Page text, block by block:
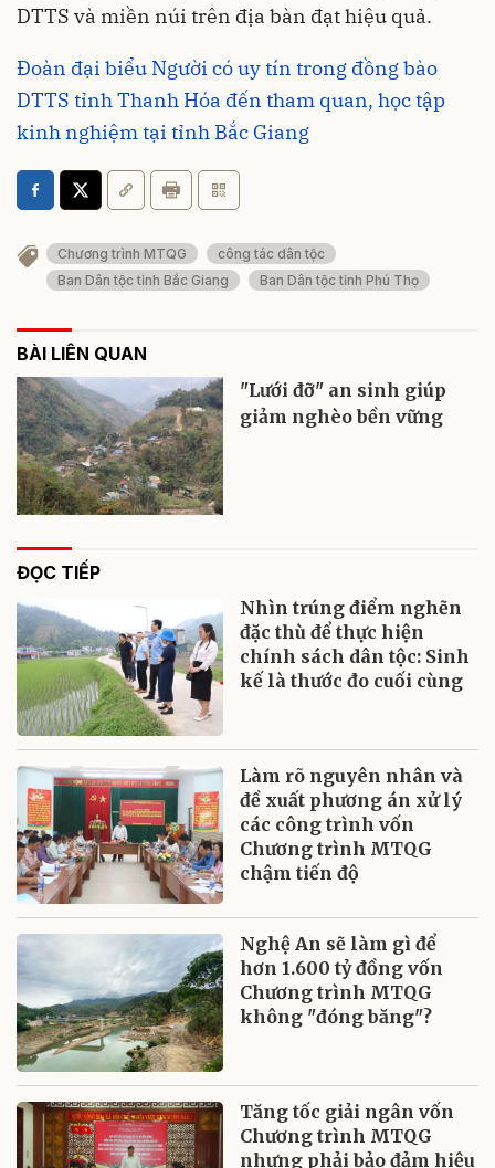
DTTS và miền núi trên địa bàn đạt hiệu quả.
Đoàn đại biểu Người có uy tín trong đồng bào
DTTS tỉnh Thanh Hóa đến tham quan, học tập
kinh nghiệm tại tỉnh Bắc Giang
Chương trình MTQG
công tác dân tộc
Ban Dân tộc tỉnh Bắc Giang
Ban Dân tộc tỉnh Phú Thọ
BÀI LIÊN QUAN
"Lưới đỡ" an sinh giúp
giảm nghèo bền vững
ĐỌC TIẾP
Nhìn trúng điểm nghẽn
đặc thù để thực hiện
chính sách dân tộc: Sinh
kế là thước đo cuối cùng
Làm rõ nguyên nhân và
đề xuất phương án xử lý
các công trình vốn
Chương trình MTQG
chậm tiến độ
Nghệ An sẽ làm gì để
hơn 1.600 tỷ đồng vốn
Chương trình MTQG
không "đóng băng"?
Tăng tốc giải ngân vốn
Chương trình MTQG
nhưng phải bảo đảm hiệu